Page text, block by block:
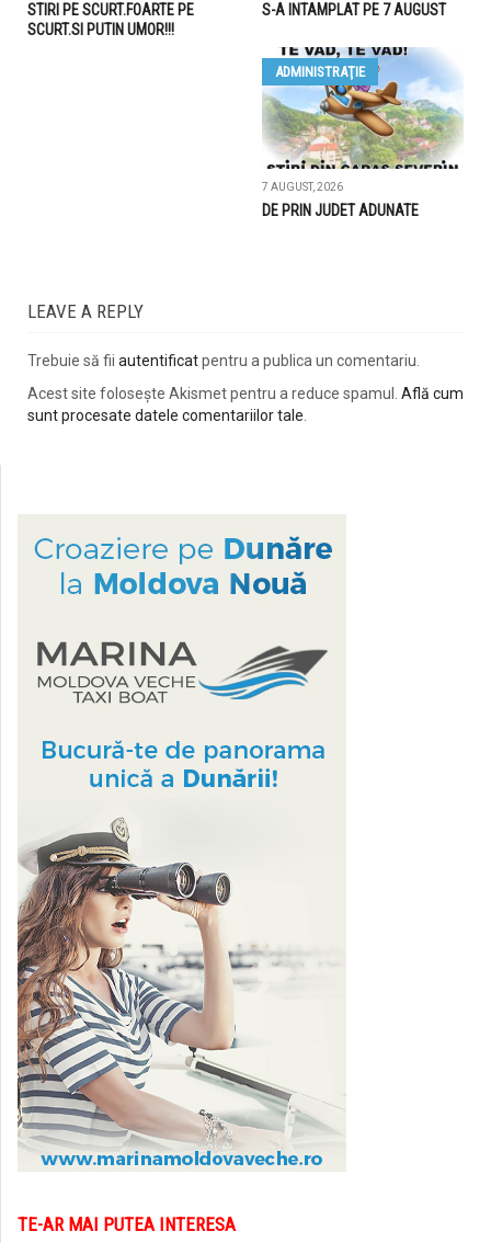
STIRI PE SCURT.FOARTE PE
SCURT.SI PUTIN UMOR!!!
S-A INTAMPLAT PE 7 AUGUST
ADMINISTRAŢIE
7 AUGUST, 2026
DE PRIN JUDET ADUNATE
LEAVE A REPLY
Trebuie să fii autentificatpentru a publica un comentariu.
Acest site folosește Akismet pentru a reduce spamul. Află cum
sunt procesate datele comentariilor tale.
TE-AR MAI PUTEA INTERESA